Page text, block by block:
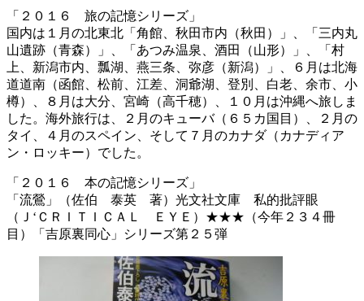
「２０１６ 旅の記憶シリーズ」
国内は１月の北東北「角館、秋田市内（秋田）」、「三内丸
山遺跡（青森）」、「あつみ温泉、酒田（山形）」、「村
上、新潟市内、瓢湖、燕三条、弥彦（新潟）」、６月は北海
道道南（函館、松前、江差、洞爺湖、登別、白老、余市、小
樽）、８月は大分、宮崎（高千穂）、１０月は沖縄へ旅しま
した。海外旅行は、２月のキューバ（６５カ国目）、２月の
タイ、４月のスペイン、そして７月のカナダ（カナディア
ン・ロッキー）でした。
「２０１６ 本の記憶シリーズ」
「流鶯」（佐伯 泰英 著）光文社文庫 私的批評眼
（Ｊ‘ＣＲＩＴＩＣＡＬ ＥＹＥ）★★★（今年２３４冊
目）「吉原裏同心」シリーズ第２５弾